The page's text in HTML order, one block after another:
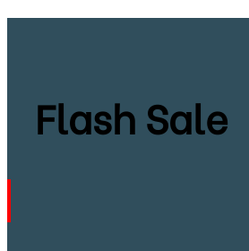
Flash Sale